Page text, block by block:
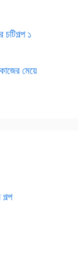
১
মেয়ে